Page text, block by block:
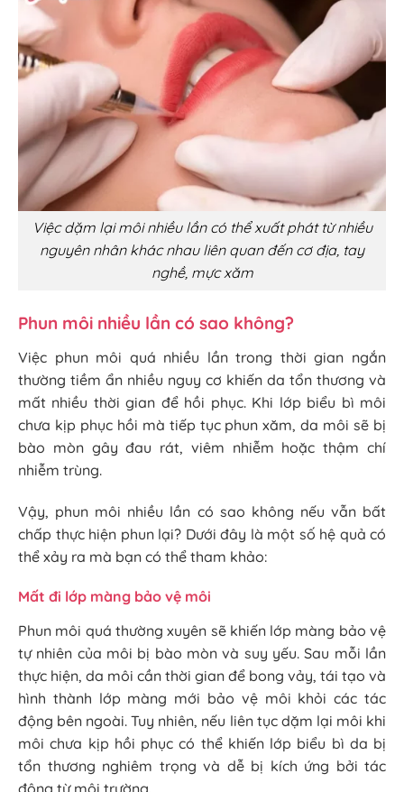
Việc dặm lại môi nhiều lần có thể xuất phát từ nhiều
nguyên nhân khác nhau liên quan đến cơ địa, tay
nghề, mực xăm
Phun môi nhiều lần có sao không?
Việc phun môi quá nhiều lần trong thời gian ngắn
thường tiềm ẩn nhiều nguy cơ khiến da tổn thương và
mất nhiều thời gian để hồi phục. Khi lớp biểu bì môi
chưa kịp phục hồi mà tiếp tục phun xăm, da môi sẽ bị
bào mòn gây đau rát, viêm nhiễm hoặc thậm chí
nhiễm trùng.
Vậy, phun môi nhiều lần có sao không nếu vẫn bất
chấp thực hiện phun lại? Dưới đây là một số hệ quả có
thể xảy ra mà bạn có thể tham khảo:
Mất đi lớp màng bảo vệ môi
Phun môi quá thường xuyên sẽ khiến lớp màng bảo vệ
tự nhiên của môi bị bào mòn và suy yếu. Sau mỗi lần
thực hiện, da môi cần thời gian để bong vảy, tái tạo và
hình thành lớp màng mới bảo vệ môi khỏi các tác
động bên ngoài. Tuy nhiên, nếu liên tục dặm lại môi khi
môi chưa kịp hồi phục có thể khiến lớp biểu bì da bị
tổn thương nghiêm trọng và dễ bị kích ứng bởi tác